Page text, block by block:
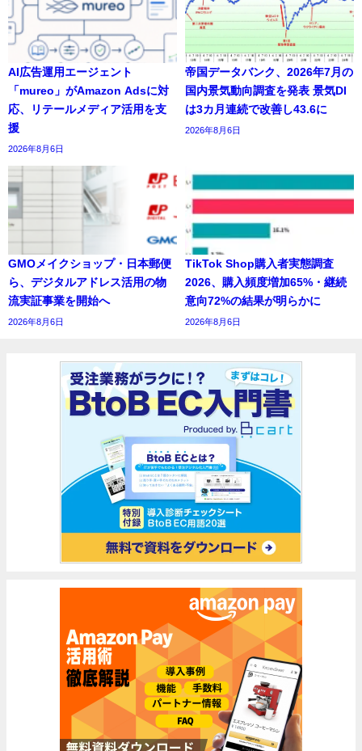
AI広告運用エージェント
「mureo」がAmazon Adsに対
応、リテールメディア活用を支
援
2026年8月6日
帝国データバンク、2026年7月の
国内景気動向調査を発表 景気DI
は3カ月連続で改善し43.6に
2026年8月6日
GMOメイクショップ・日本郵便
ら、デジタルアドレス活用の物
流実証事業を開始へ
2026年8月6日
TikTok Shop購入者実態調査
2026、購入頻度増加65%・継続
意向72%の結果が明らかに
2026年8月6日